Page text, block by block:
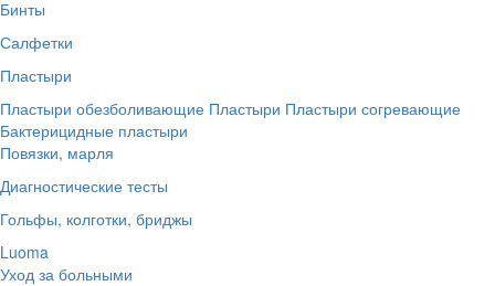
Бинты
Салфетки
Пластыри
Пластыри обезболивающие Пластыри Пластыри согревающие
Бактерицидные пластыри
Повязки, марля
Диагностические тесты
Гольфы, колготки, бриджы
Luoma
Уход за больными